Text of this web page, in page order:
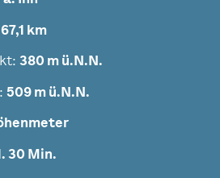
67,1 km
380 m ü.N.N.
509 m ü.N.N.
30 Min.